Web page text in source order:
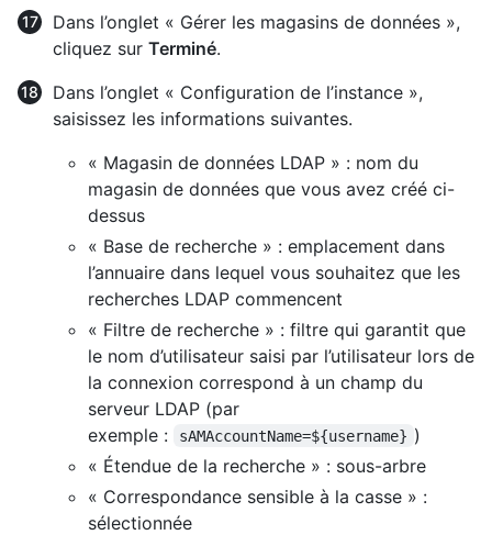
Dans l’onglet « Gérer les magasins de données »,
cliquez sur Terminé.
Dans l’onglet « Configuration de l’instance »,
saisissez les informations suivantes.
« Magasin de données LDAP » : nom du
magasin de données que vous avez créé ci-
dessus
« Base de recherche » : emplacement dans
l’annuaire dans lequel vous souhaitez que les
recherches LDAP commencent
« Filtre de recherche » : filtre qui garantit que
le nom d’utilisateur saisi par l’utilisateur lors de
la connexion correspond à un champ du
serveur LDAP (par
exemple :
sAMAccountName=${username} )
« Étendue de la recherche » : sous-arbre
« Correspondance sensible à la casse » :
sélectionnée